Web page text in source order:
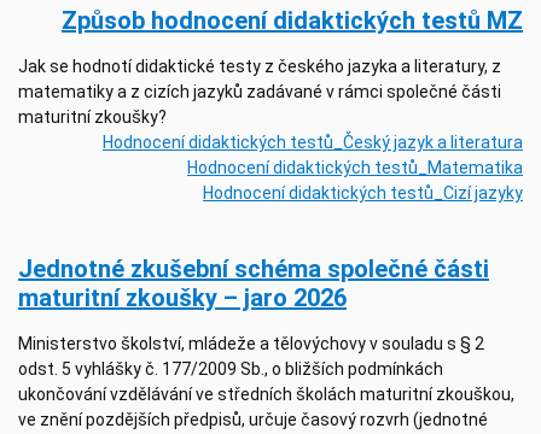
Způsob hodnocení didaktických testů MZ
Jak se hodnotí didaktické testy z českého jazyka a literatury, z
matematiky a z cizích jazyků zadávané v rámci společné části
maturitní zkoušky?
Hodnocení didaktických testů_Český jazyk a literatura
Hodnocení didaktických testů_Matematika
Hodnocení didaktických testů_Cizí jazyky
Jednotné zkušební schéma společné části
maturitní zkoušky – jaro 2026
Ministerstvo školství, mládeže a tělovýchovy v souladu s § 2
odst. 5 vyhlášky č. 177/2009 Sb., o bližších podmínkách
ukončování vzdělávání ve středních školách maturitní zkouškou,
ve znění pozdějších předpisů, určuje časový rozvrh (jednotné